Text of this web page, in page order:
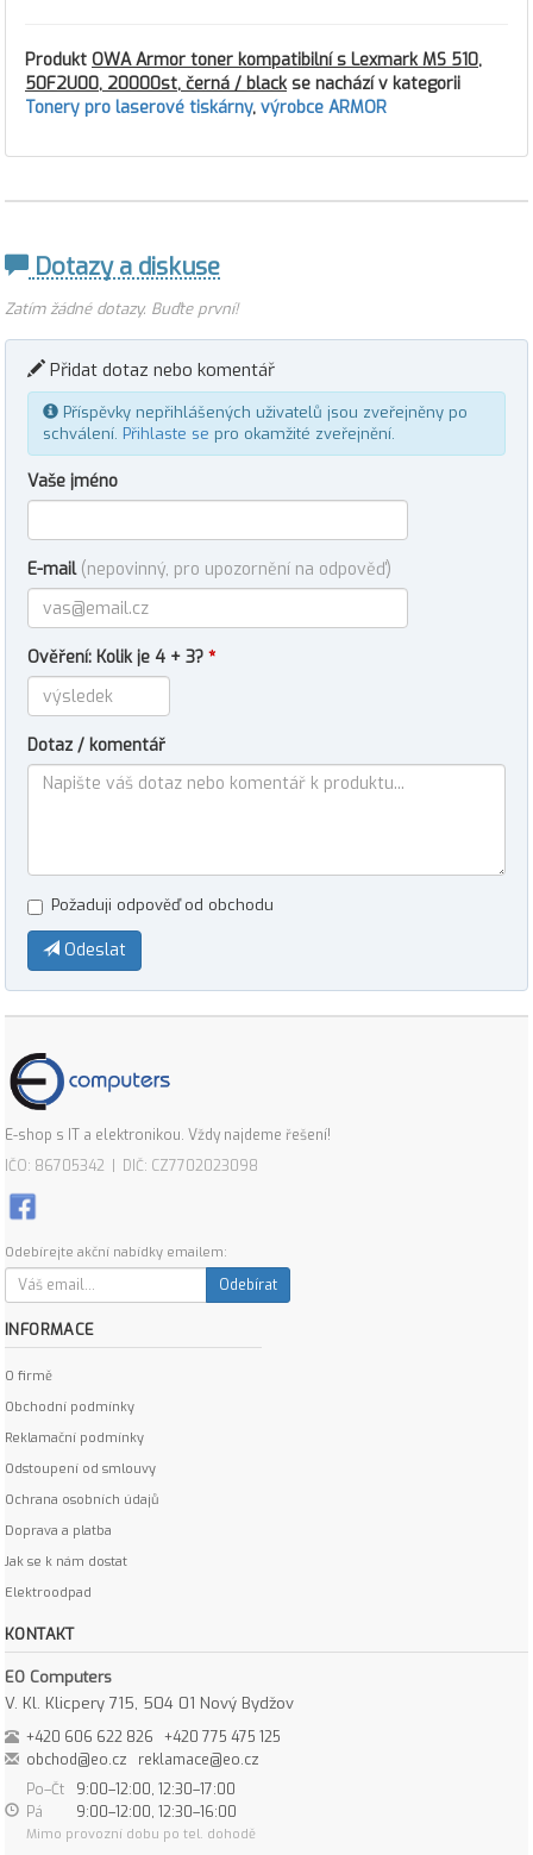
Produkt OWA Armor toner kompatibilní s Lexmark MS 510,
50F2U00, 20000st, černá / blackse nachází v kategorii
Tonery pro laserové tiskárny, výrobce ARMOR
Dotazy a diskuse
Zatím žádné dotazy. Buďte první!
Přidat dotaz nebo komentář
Příspěvky nepřihlášených uživatelů jsou zveřejněny po
schválení. Přihlaste se pro okamžité zveřejnění.
Vaše jméno
E-mail (nepovinný, pro upozornění na odpověď)
Ověření: Kolik je 4 + 3? *
Dotaz / komentář
Požaduji odpověď od obchodu
Odeslat
E-shop s IT a elektronikou. Vždy najdeme řešení!
IČO: 86705342 | DIČ: CZ7702023098
Odebírejte akční nabídky emailem:
Odebírat
INFORMACE
O firmě
Obchodní podmínky
Reklamační podmínky
Odstoupení od smlouvy
Ochrana osobních údajů
Doprava a platba
Jak se k nám dostat
Elektroodpad
KONTAKT
EO Computers
V. Kl. Klicpery 715, 504 01 Nový Bydžov
+420 606 622 826
+420 775 475 125
obchod@eo.cz
reklamace@eo.cz
Po–Čt
9:00–12:00, 12:30–17:00
Pá
9:00–12:00, 12:30–16:00
Mimo provozní dobu po tel. dohodě